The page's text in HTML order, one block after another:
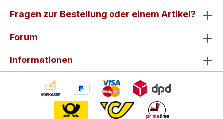
Fragen zur Bestellung oder einem Artikel?
Forum
Informationen